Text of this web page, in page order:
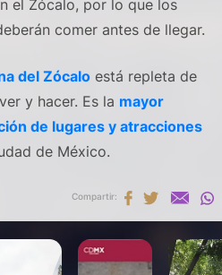
el Zócalo, por lo que los
comer antes de llegar.
del Zócaloestá repleta de
y hacer. Es la mayor
de lugares y atracciones
de México.
Compartir: